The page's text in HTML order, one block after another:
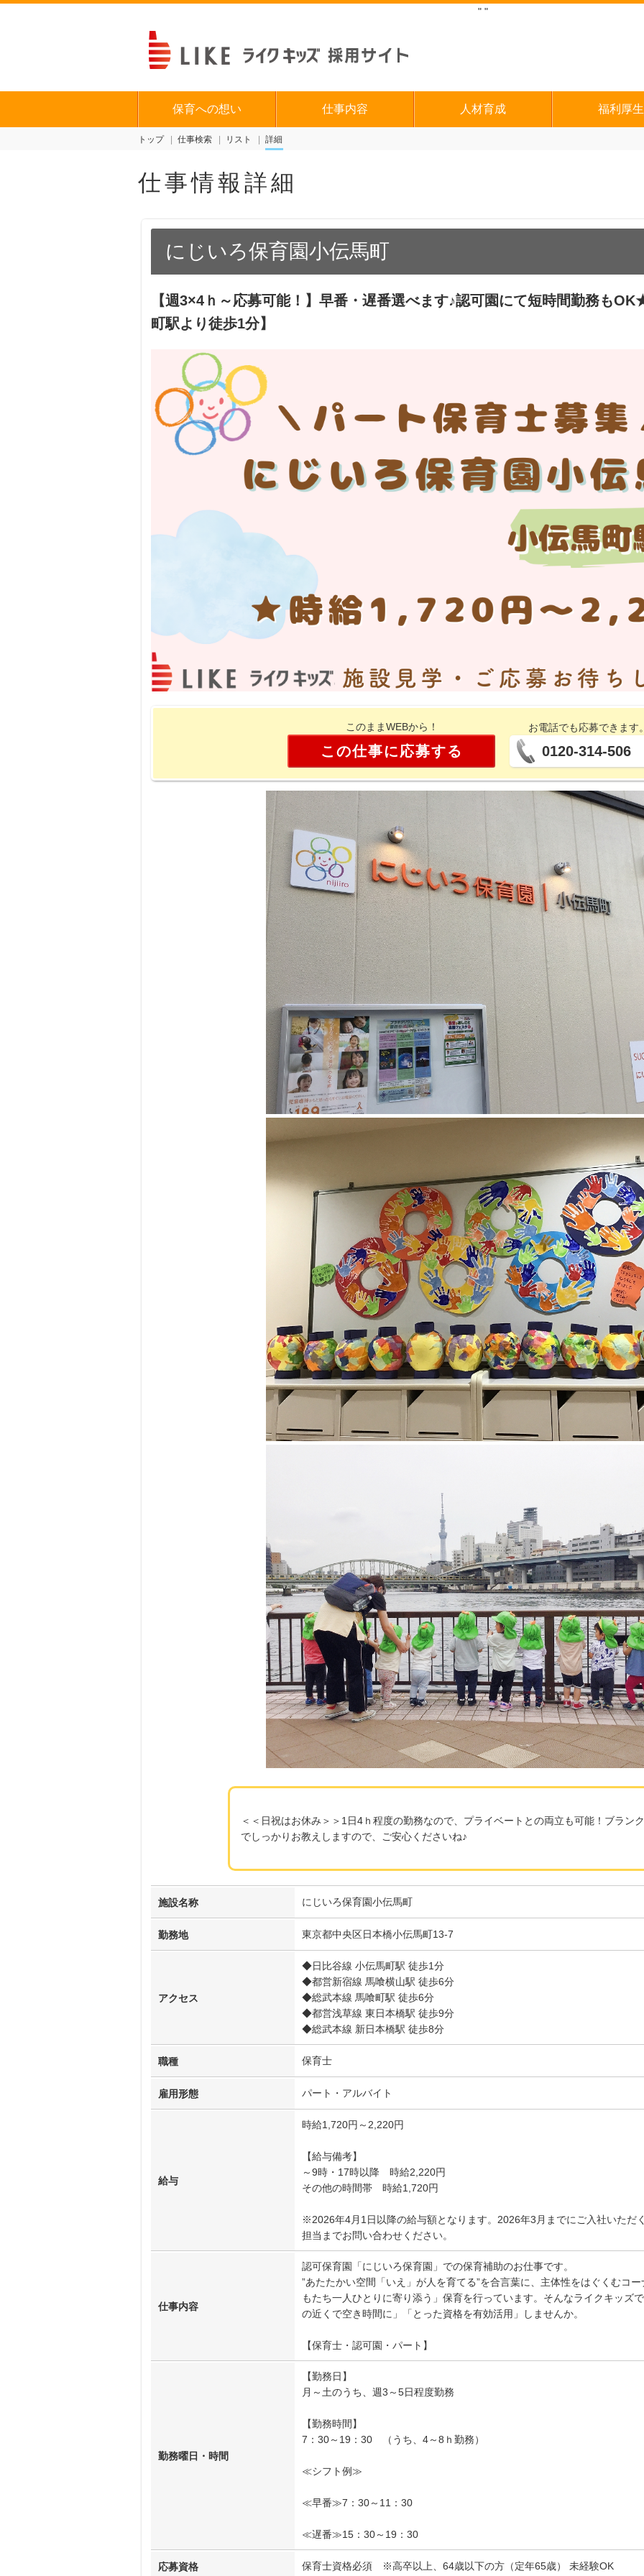
" "
保育への想い 仕事内容 人材育成 福利厚生
トップ 仕事検索 リスト 詳細
仕事情報詳細
にじいろ保育園小伝馬町
【週3×4ｈ～応募可能！】早番・遅番選べます♪認可園にて短時間勤務も
町駅より徒歩1分】
このままWEBから！
この仕事に応募する
お電話でも応募できます
0120-314-506
＜＜日祝はお休み＞＞1日4ｈ程度の勤務なので、プライベートとの両立も可能！ブラン
でしっかりお教えしますので、ご安心くださいね♪
施設名称 にじいろ保育園小伝馬町
勤務地 東京都中央区日本橋小伝馬町13-7
アクセス
◆日比谷線 小伝馬町駅 徒歩1分
◆都営新宿線 馬喰横山駅 徒歩6分
◆総武本線 馬喰町駅 徒歩6分
◆都営浅草線 東日本橋駅 徒歩9分
◆総武本線 新日本橋駅 徒歩8分
職種 保育士
雇用形態 パート・アルバイト
給与
時給1,720円～2,220円
【給与備考】
～9時・17時以降 時給2,220円
その他の時間帯 時給1,720円
※2026年4月1日以降の給与額となります。2026年3月までにご入社いただ
担当までお問い合わせください。
仕事内容
認可保育園「にじいろ保育園」での保育補助のお仕事です。
”あたたかい空間「いえ」が人を育てる”を合言葉に、主体性をはぐくむコ
もたち一人ひとりに寄り添う」保育を行っています。そんなライクキッズ
の近くで空き時間に」「とった資格を有効活用」しませんか。
【保育士・認可園・パート】
勤務曜日・時間
【勤務日】
月～土のうち、週3～5日程度勤務
【勤務時間】
7：30～19：30 （うち、4～8ｈ勤務）
≪シフト例≫
≪早番≫7：30～11：30
≪遅番≫15：30～19：30
応募資格 保育士資格必須 ※高卒以上、64歳以下の方（定年65歳） 未経験OK